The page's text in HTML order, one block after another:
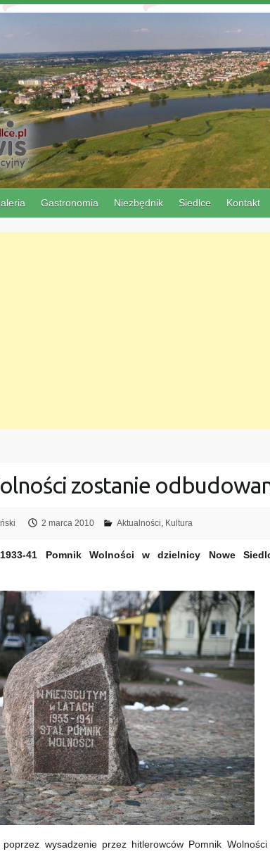
Gastronomia Niezbędnik Siedlce Kontakt
zostanie
2 marca 2010 Aktualności, Kultura
41 Pomnik Wolności w dzielnicy Nowe
wysadzenie przez hitlerowców Pomnik